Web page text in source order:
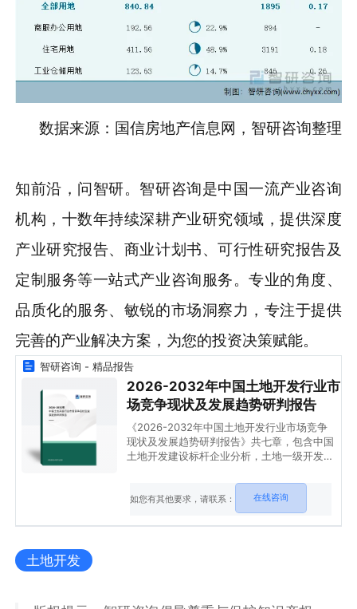
数据来源：国信房地产信息网，智研咨询整理
知前沿，问智研。智研咨询是中国一流产业咨询
机构，十数年持续深耕产业研究领域，提供深度
产业研究报告、商业计划书、可行性研究报告及
定制服务等一站式产业咨询服务。专业的角度、
品质化的服务、敏锐的市场洞察力，专注于提供
完善的产业解决方案，为您的投资决策赋能。
智研咨询 - 精品报告
2026-2032年中国土地开发行业市
场竞争现状及发展趋势研判报告
《2026-2032年中国土地开发行业市场竞争
现状及发展趋势研判报告》共七章，包含中国
土地开发建设标杆企业分析，土地一级开发盈
如您有其他要求，请联系： 在线咨询
土地开发